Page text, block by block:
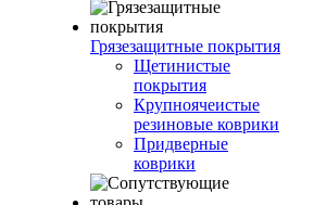
Грязезащитные покрытия
Щетинистые
покрытия
Крупноячеистые
резиновые коврики
Придверные
коврики